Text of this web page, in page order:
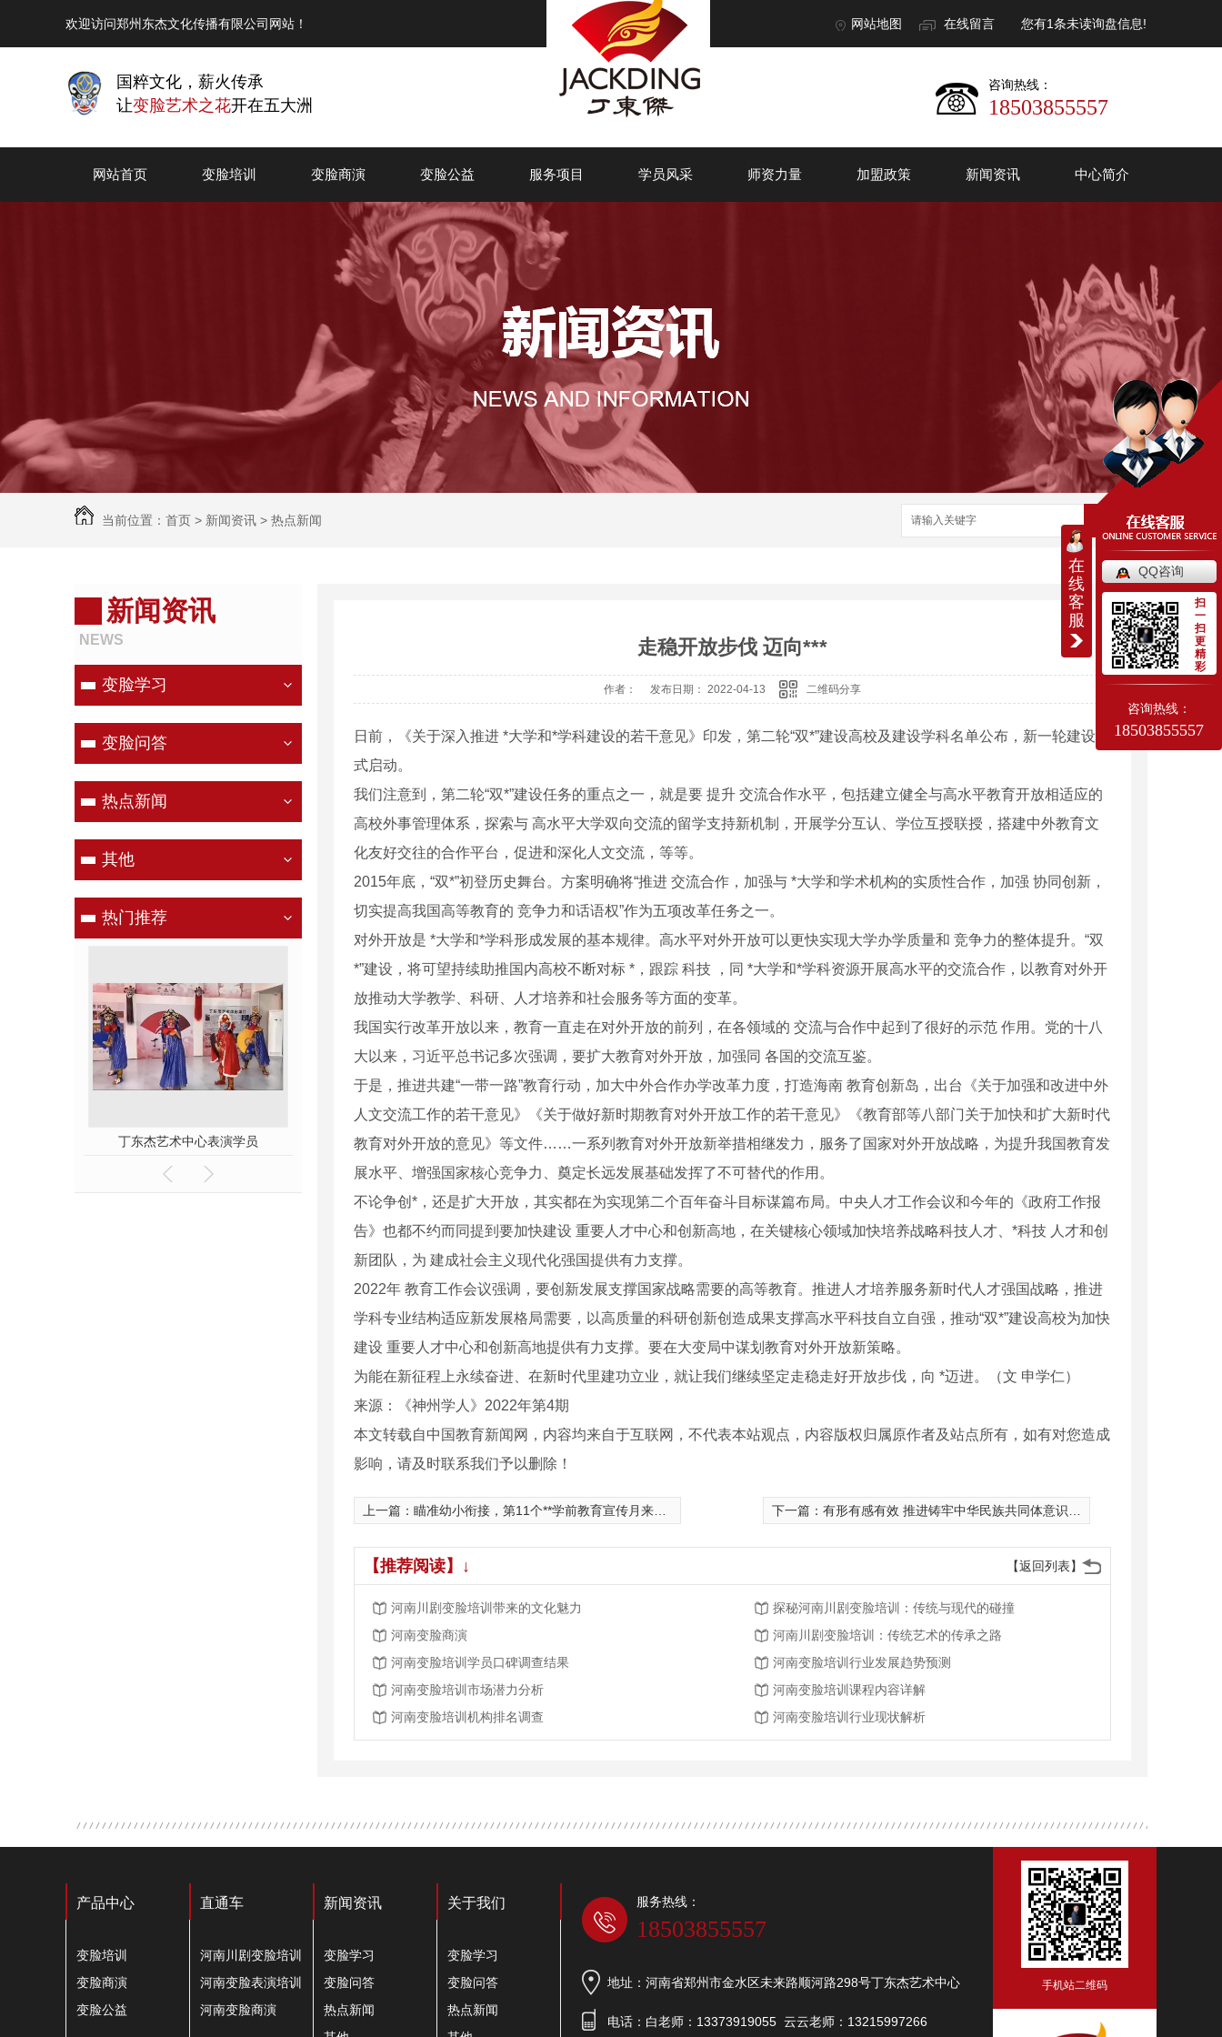
欢迎访问郑州东杰文化传播有限公司网站！ 网站地图 在线留言 您有1条未读询盘信息!
国粹文化，薪火传承
让变脸艺术之花开在五大洲
咨询热线：
18503855557
网站首页 变脸培训 变脸商演 变脸公益 服务项目 学员风采 师资力量 加盟政策 新闻资讯 中心简介
当前位置： 首页 > 新闻资讯 > 热点新闻 搜索
新闻资讯
NEWS
变脸学习
变脸问答
热点新闻
其他
热门推荐
舞台表演 国粹文化 薪火相传
走稳开放步伐 迈向***
作者： 发布日期： 2022-04-13 二维码分享
日前，《关于深入推进 *大学和*学科建设的若干意见》印发，第二轮“双*”建设高校及建设学科名单公布，新一轮建设正
式启动。
我们注意到，第二轮“双*”建设任务的重点之一，就是要 提升 交流合作水平，包括建立健全与高水平教育开放相适应的
高校外事管理体系，探索与 高水平大学双向交流的留学支持新机制，开展学分互认、学位互授联授，搭建中外教育文
化友好交往的合作平台，促进和深化人文交流，等等。
2015年底，“双*”初登历史舞台。方案明确将“推进 交流合作，加强与 *大学和学术机构的实质性合作，加强 协同创新，
切实提高我国高等教育的 竞争力和话语权”作为五项改革任务之一。
对外开放是 *大学和*学科形成发展的基本规律。高水平对外开放可以更快实现大学办学质量和 竞争力的整体提升。“双
*”建设，将可望持续助推国内高校不断对标 *，跟踪 科技 ，同 *大学和*学科资源开展高水平的交流合作，以教育对外开
放推动大学教学、科研、人才培养和社会服务等方面的变革。
我国实行改革开放以来，教育一直走在对外开放的前列，在各领域的 交流与合作中起到了很好的示范 作用。党的十八
大以来，习近平总书记多次强调，要扩大教育对外开放，加强同 各国的交流互鉴。
于是，推进共建“一带一路”教育行动，加大中外合作办学改革力度，打造海南 教育创新岛，出台《关于加强和改进中外
人文交流工作的若干意见》《关于做好新时期教育对外开放工作的若干意见》《教育部等八部门关于加快和扩大新时代
教育对外开放的意见》等文件……一系列教育对外开放新举措相继发力，服务了国家对外开放战略，为提升我国教育发
展水平、增强国家核心竞争力、奠定长远发展基础发挥了不可替代的作用。
不论争创*，还是扩大开放，其实都在为实现第二个百年奋斗目标谋篇布局。中央人才工作会议和今年的《政府工作报
告》也都不约而同提到要加快建设 重要人才中心和创新高地，在关键核心领域加快培养战略科技人才、*科技 人才和创
新团队，为 建成社会主义现代化强国提供有力支撑。
2022年 教育工作会议强调，要创新发展支撑国家战略需要的高等教育。推进人才培养服务新时代人才强国战略，推进
学科专业结构适应新发展格局需要，以高质量的科研创新创造成果支撑高水平科技自立自强，推动“双*”建设高校为加快
建设 重要人才中心和创新高地提供有力支撑。要在大变局中谋划教育对外开放新策略。
为能在新征程上永续奋进、在新时代里建功立业，就让我们继续坚定走稳走好开放步伐，向 *迈进。（文 申学仁）
来源：《神州学人》2022年第4期
本文转载自中国教育新闻网，内容均来自于互联网，不代表本站观点，内容版权归属原作者及站点所有，如有对您造成
影响，请及时联系我们予以删除！
上一篇： 瞄准幼小衔接，第11个**学前教育宣传月来了！ 下一篇： 有形有感有效 推进铸牢中华民族共同体意识教育
【返回列表】
【推荐阅读】↓
河南川剧变脸培训带来的文化魅力
探秘河南川剧变脸培训：传统与现代的碰撞
河南变脸商演
河南川剧变脸培训：传统艺术的传承之路
河南变脸培训学员口碑调查结果
河南变脸培训行业发展趋势预测
河南变脸培训市场潜力分析
河南变脸培训课程内容详解
河南变脸培训机构排名调查
河南变脸培训行业现状解析
产品中心
变脸培训
变脸商演
变脸公益
直通车
河南川剧变脸培训
河南变脸表演培训
河南变脸商演
新闻资讯
变脸学习
变脸问答
热点新闻
关于我们
变脸学习
变脸问答
热点新闻
服务热线：
18503855557
地址：河南省郑州市金水区未来路顺河路298号丁东杰艺术中心
电话：白老师：13373919055 云云老师：13215997266
手机站二维码
在
线
客
服
QQ咨询
扫
一
扫
更
精
彩
咨询热线：
18503855557